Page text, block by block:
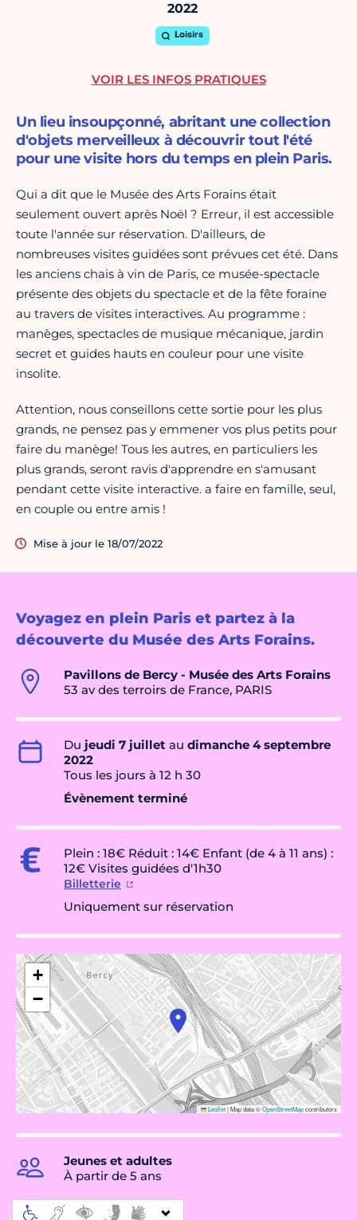
2022
Loisirs
Voyagez en plein Paris et partez à la
découverte du Musée des Arts Forains.
Pavillons de Bercy - Musée des Arts Forains
53 av des terroirs de France, PARIS
Du jeudi 7 juillet au dimanche 4 septembre
2022
Tous les jours à 12 h 30
Évènement terminé
Plein : 18€ Réduit : 14€ Enfant (de 4 à 11 ans) :
12€ Visites guidées d'1h30
Billetterie
Uniquement sur réservation
+
−
Leaflet|Map data ©OpenStreetMapcontributors
Jeunes et adultes
À partir de 5 ans
Un lieu insoupçonné, abritant une collection
d'objets merveilleux à découvrir tout l'été
pour une visite hors du temps en plein Paris.
Qui a dit que le Musée des Arts Forains était
seulement ouvert après Noël ? Erreur, il est accessible
toute l'année sur réservation. D'ailleurs, de
nombreuses visites guidées sont prévues cet été. Dans
les anciens chais à vin de Paris, ce musée-spectacle
présente des objets du spectacle et de la fête foraine
au travers de visites interactives. Au programme :
manèges, spectacles de musique mécanique, jardin
secret et guides hauts en couleur pour une visite
insolite.
Attention, nous conseillons cette sortie pour les plus
grands, ne pensez pas y emmener vos plus petits pour
faire du manège! Tous les autres, en particuliers les
plus grands, seront ravis d'apprendre en s'amusant
pendant cette visite interactive. a faire en famille, seul,
en couple ou entre amis !
Mise à jour le 18/07/2022
VOIR LES INFOS PRATIQUES